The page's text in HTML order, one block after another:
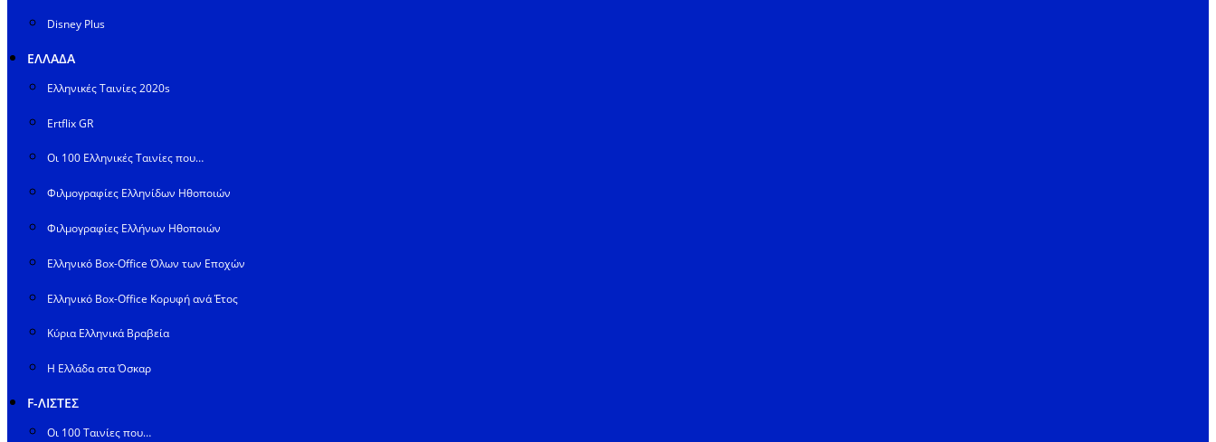
Disney Plus
ΕΛΛΑΔΑ
Ελληνικές Ταινίες 2020s
Ertflix GR
Οι 100 Ελληνικές Ταινίες που…
Φιλμογραφίες Ελληνίδων Ηθοποιών
Φιλμογραφίες Ελλήνων Ηθοποιών
Ελληνικό Box-Office Όλων των Εποχών
Ελληνικό Box-Office Κορυφή ανά Έτος
Κύρια Ελληνικά Βραβεία
Η Ελλάδα στα Όσκαρ
F-ΛΙΣΤΕΣ
Οι 100 Ταινίες που…